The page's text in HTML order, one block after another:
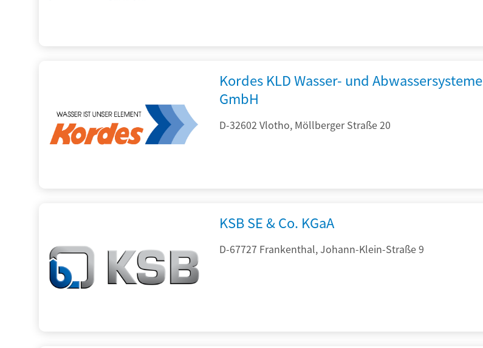
Kordes KLD Wasser- und Abwassersysteme
GmbH
D-32602 Vlotho, Möllberger Straße 20
KSB SE & Co. KGaA
D-67727 Frankenthal, Johann-Klein-Straße 9